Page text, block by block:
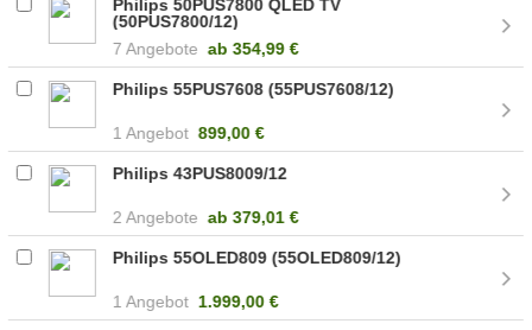
Philips 50PUS7800 QLED TV
(50PUS7800/12)
7 Angebote ab 354,99 €
Philips 55PUS7608 (55PUS7608/12)
1 Angebot 899,00 €
Philips 43PUS8009/12
2 Angebote ab 379,01 €
Philips 55OLED809 (55OLED809/12)
1 Angebot 1.999,00 €